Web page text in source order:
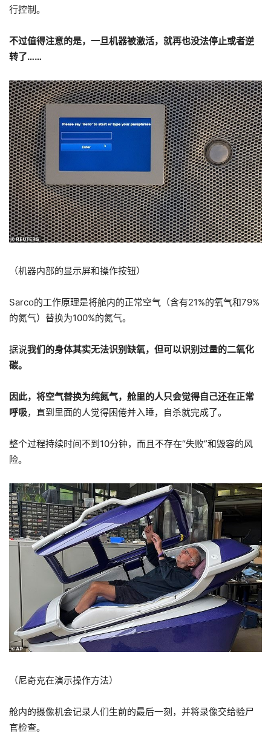
行控制。
不过值得注意的是，一旦机器被激活，就再也没法停止或者逆
转了……
（机器内部的显示屏和操作按钮）
Sarco的工作原理是将舱内的正常空气（含有21%的氧气和79%
的氮气）替换为100%的氮气。
据说我们的身体其实无法识别缺氧，但可以识别过量的二氧化
碳。
因此，将空气替换为纯氮气，舱里的人只会觉得自己还在正常
呼吸，直到里面的人觉得困倦并入睡，自杀就完成了。
整个过程持续时间不到10分钟，而且不存在“失败”和毁容的风
险。
（尼奇克在演示操作方法）
舱内的摄像机会记录人们生前的最后一刻，并将录像交给验尸
官检查。